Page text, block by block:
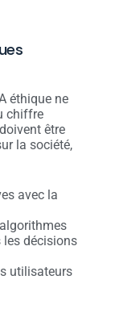
éthique ne
chiffre
être
la société,
avec la
les décisions
utilisateurs